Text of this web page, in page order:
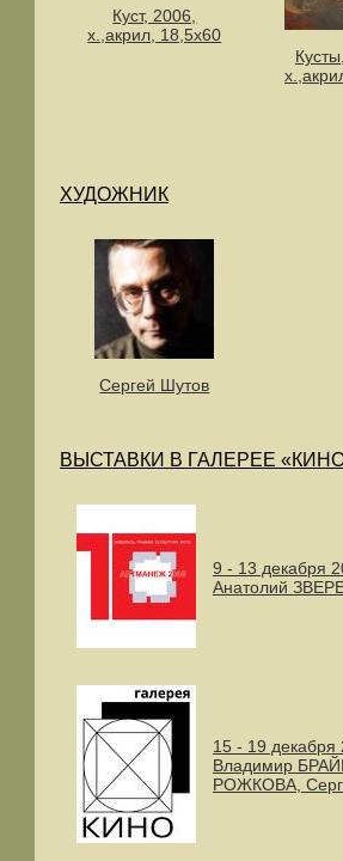
Куст, 2006,
х.,акрил, 18,5х60
ХУДОЖНИК
Сергей Шутов
ВЫСТАВКИ В ГАЛЕРЕЕ
9 - 13 декабря
Анатолий
15 - 19 декабря
Владимир
РОЖКОВА,